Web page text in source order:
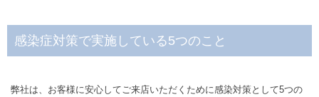
感染症対策で実施している5つのこと
弊社は、お客様に安心してご来店いただくために感染対策として5つの